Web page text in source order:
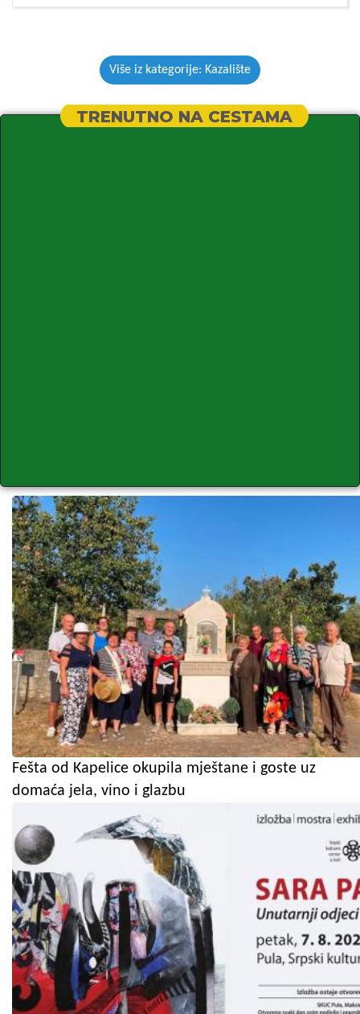
Više iz kategorije: Kazalište
TRENUTNO NA CESTAMA
Fešta od Kapelice okupila mještane i goste uz
domaća jela, vino i glazbu